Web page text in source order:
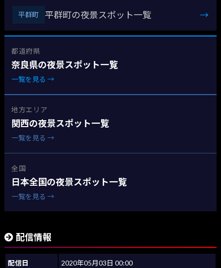
平群町 平群町の夜景スポット一覧 →
都道府県
奈良県の夜景スポット一覧
一覧を見る →
地方エリア
関西の夜景スポット一覧
一覧を見る →
全国
日本全国の夜景スポット一覧
一覧を見る →
配信情報
配信日 2020年05月03日 00:00